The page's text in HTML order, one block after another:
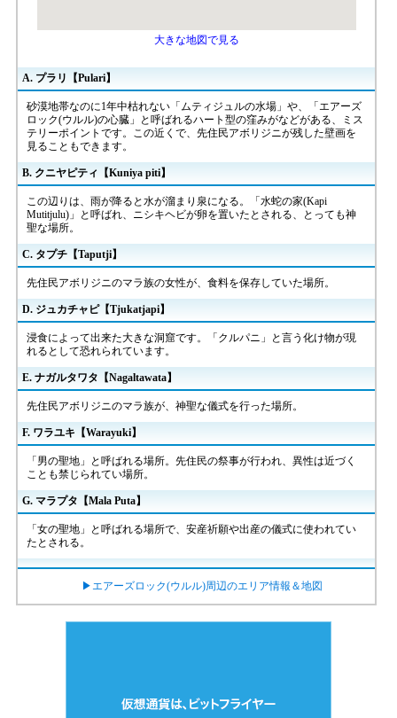
大きな地図で見る
A. プラリ【Pulari】
砂漠地帯なのに1年中枯れない「ムティジュルの水場」や、「エアーズ
ロック(ウルル)の心臓」と呼ばれるハート型の窪みがなどがある、ミス
テリーポイントです。この近くで、先住民アボリジニが残した壁画を
見ることもできます。
B. クニヤピティ【Kuniya piti】
この辺りは、雨が降ると水が溜まり泉になる。「水蛇の家(Kapi
Mutitjulu)」と呼ばれ、ニシキヘビが卵を置いたとされる、とっても神
聖な場所。
C. タプチ【Taputji】
先住民アボリジニのマラ族の女性が、食料を保存していた場所。
D. ジュカチャピ【Tjukatjapi】
浸食によって出来た大きな洞窟です。「クルパニ」と言う化け物が現
れるとして恐れられています。
E. ナガルタワタ【Nagaltawata】
先住民アボリジニのマラ族が、神聖な儀式を行った場所。
F. ワラユキ【Warayuki】
「男の聖地」と呼ばれる場所。先住民の祭事が行われ、異性は近づく
ことも禁じられてい場所。
G. マラプタ【Mala Puta】
「女の聖地」と呼ばれる場所で、安産祈願や出産の儀式に使われてい
たとされる。
▶エアーズロック(ウルル)周辺のエリア情報＆地図